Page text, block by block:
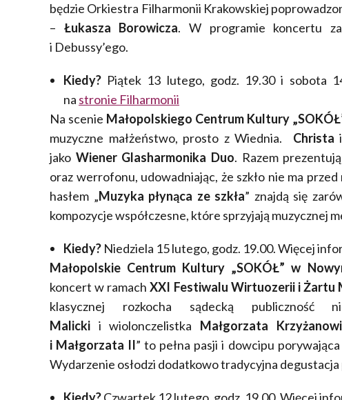
będzie Orkiestra Filharmonii Krakowskiej
– Łukasza Borowicza. W programie koncertu
i Debussy’ego.
Kiedy? Piątek 13 lutego, godz. 19.30 i sobota
na stronie Filharmonii
Na scenie Małopolskiego Centrum Kultury
muzyczne małżeństwo, prosto z Wiednia. Christa i
jako Wiener Glasharmonika Duo. Razem
oraz werrofonu, udowadniając, że szkło nie ma
hasłem „Muzyka płynąca ze szkła” znajdą się
kompozycje współczesne, które sprzyjają muzycznej
Kiedy? Niedziela 15 lutego, godz. 19.00. Więcej
Małopolskie Centrum Kultury „SOKÓŁ” w
koncert w ramachXXI Festiwalu Wirtuozerii i Żartu
klasycznej rozkocha sądecką publiczność
Malicki i wiolonczelistka Małgorzata
i Małgorzata II” to pełna pasji i dowcipu
Wydarzenie osłodzi dodatkowo tradycyjna